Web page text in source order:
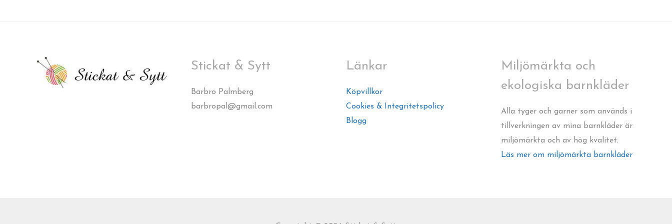
Stickat & Sytt
Barbro Palmberg
barbropal@gmail.com
Länkar
Köpvillkor
Cookies & Integritetspolicy
Blogg
Miljömärkta och
ekologiska barnkläder
Alla tyger och garner som används i
tillverkningen av mina barnkläder är
miljömärkta och av hög kvalitet.
Läs mer om miljömärkta barnkläder